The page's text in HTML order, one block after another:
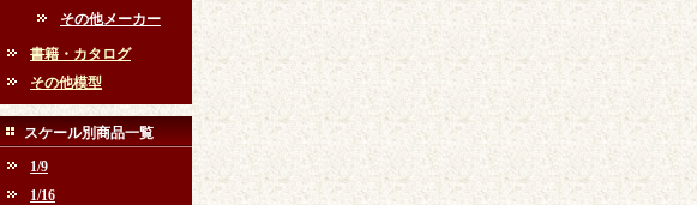
その他メーカー
書籍・カタログ
その他模型
スケール別商品一覧
1/9
1/16